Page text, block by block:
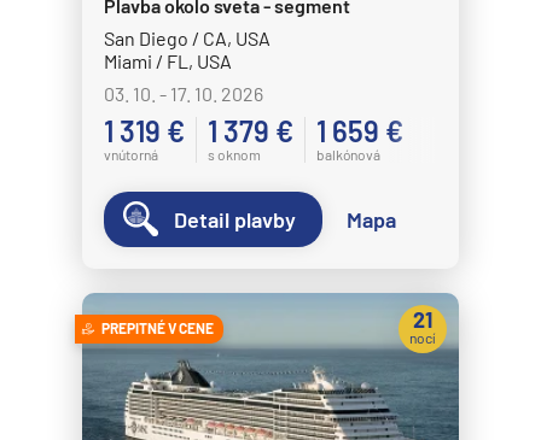
Plavba okolo sveta - segment
San Diego / CA, USA
Miami / FL, USA
03. 10. - 17. 10. 2026
1 319 €
vnútorná
1 379 €
s oknom
1 659 €
balkónová
Detail plavby Mapa
PREPITNÉ V CENE 21
nocí